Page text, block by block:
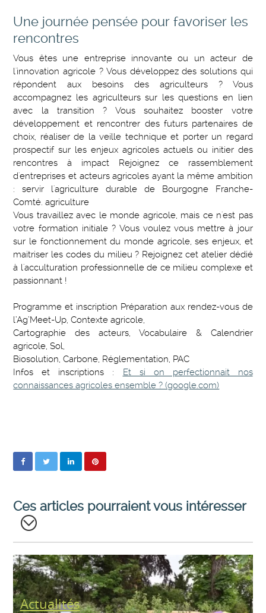
Une journée pensée pour favoriser les
rencontres
Vous êtes une entreprise innovante ou un acteur de
l'innovation agricole ? Vous développez des solutions qui
répondent aux besoins des agriculteurs ? Vous
accompagnez les agriculteurs sur les questions en lien
avec la transition ? Vous souhaitez booster votre
développement et rencontrer des futurs partenaires de
choix, réaliser de la veille technique et porter un regard
prospectif sur les enjeux agricoles actuels ou initier des
rencontres à impact Rejoignez ce rassemblement
d'entreprises et acteurs agricoles ayant la même ambition
: servir l'agriculture durable de Bourgogne Franche-
Comté. agriculture
Vous travaillez avec le monde agricole, mais ce n'est pas
votre formation initiale ? Vous voulez vous mettre à jour
sur le fonctionnement du monde agricole, ses enjeux, et
maitriser les codes du milieu ? Rejoignez cet atelier dédié
à l'acculturation professionnelle de ce milieu complexe et
passionnant !
Programme et inscription Préparation aux rendez-vous de
l’Ag’Meet-Up, Contexte agricole,
Cartographie des acteurs, Vocabulaire & Calendrier
agricole, Sol,
Biosolution, Carbone, Réglementation, PAC
Infos et inscriptions :
Et si on perfectionnait nos
connaissances agricoles ensemble ? (google.com)
Ces articles pourraient vous intéresser
Actualités